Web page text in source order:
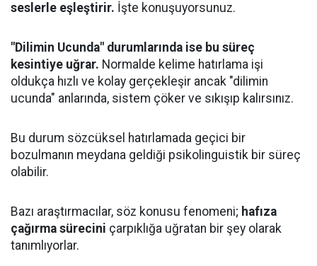
seslerle eşleştirir. İşte konuşuyorsunuz.
"Dilimin Ucunda" durumlarında ise bu süreç
kesintiye uğrar. Normalde kelime hatırlama işi
oldukça hızlı ve kolay gerçekleşir ancak "dilimin
ucunda" anlarında, sistem çöker ve sıkışıp kalırsınız.
Bu durum sözcüksel hatırlamada geçici bir
bozulmanın meydana geldiği psikolinguistik bir süreç
olabilir.
Bazı araştırmacılar, söz konusu fenomeni; hafıza
çağırma sürecini çarpıklığa uğratan bir şey olarak
tanımlıyorlar.